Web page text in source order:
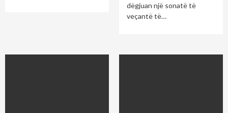
dëgjuan një sonatë të
veçantë të…